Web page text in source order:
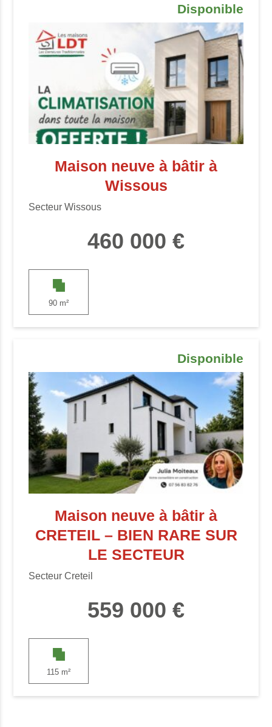
Disponible
Maison neuve à bâtir à
Wissous
Secteur Wissous
460 000 €
90 m²
Disponible
Maison neuve à bâtir à
CRETEIL – BIEN RARE SUR
LE SECTEUR
Secteur Creteil
559 000 €
115 m²